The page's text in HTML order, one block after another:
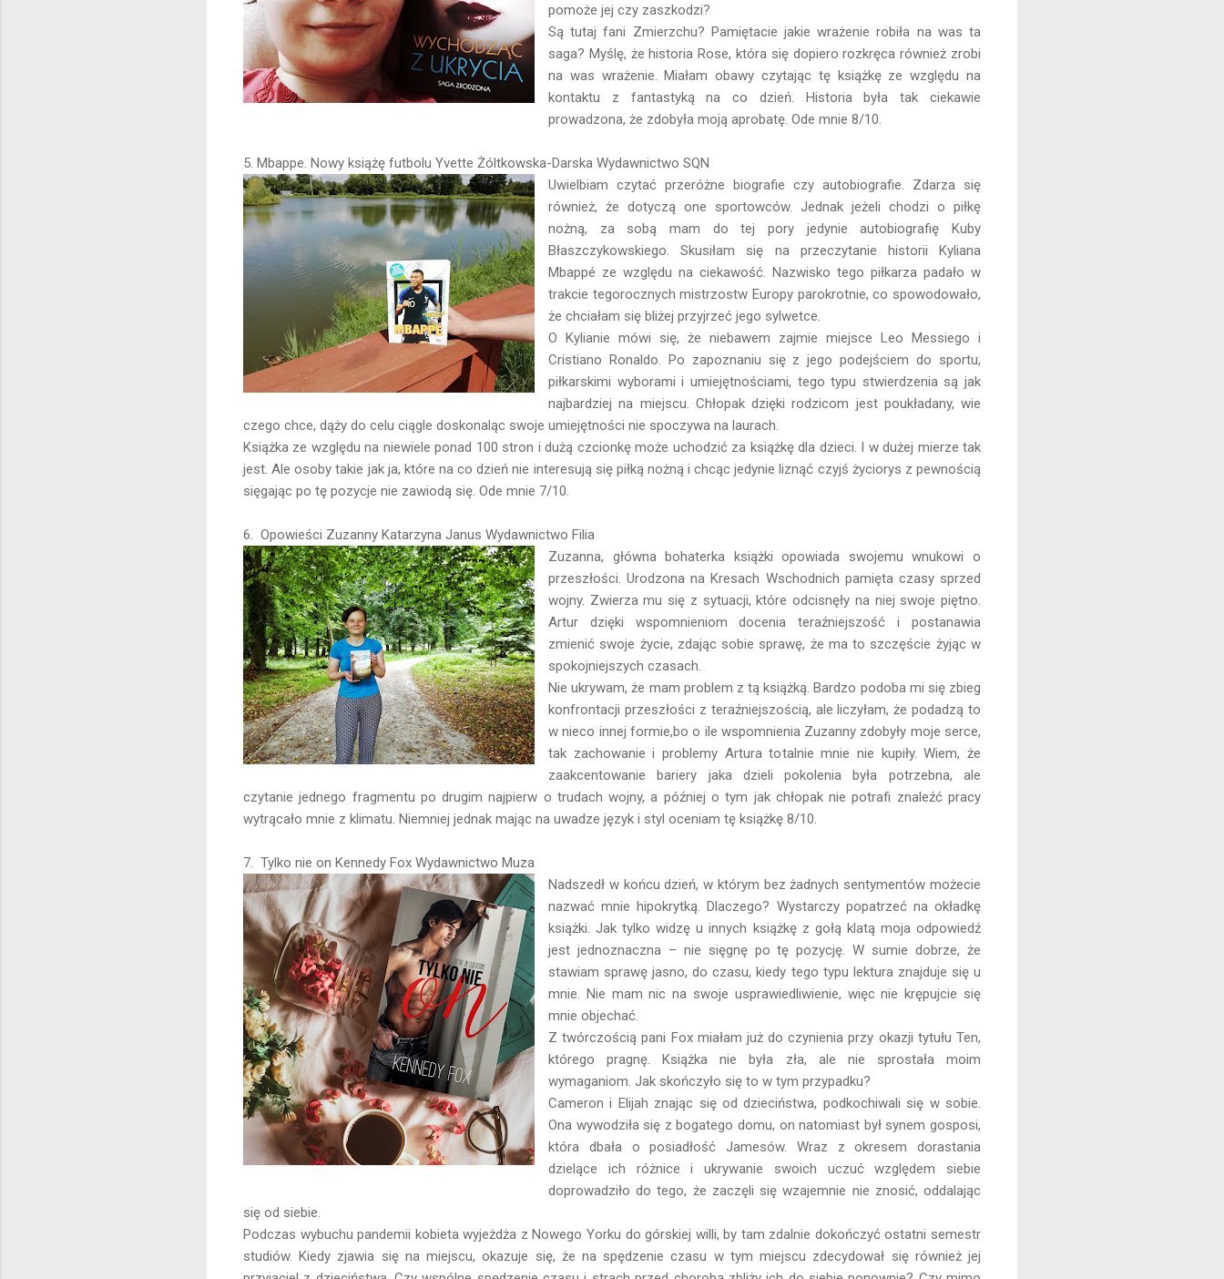
pomoże jej czy zaszkodzi?
Są tutaj fani Zmierzchu? Pamiętacie jakie wrażenie robiła na was ta
saga? Myślę, że historia Rose, która się dopiero rozkręca również zrobi
na was wrażenie. Miałam obawy czytając tę książkę ze względu na
kontaktu z fantastyką na co dzień. Historia była tak ciekawie
prowadzona, że zdobyła moją aprobatę. Ode mnie 8/10.
5. Mbappe. Nowy książę futbolu Yvette Żóltkowska-Darska Wydawnictwo SQN
Uwielbiam czytać przeróżne biografie czy autobiografie. Zdarza się
również, że dotyczą one sportowców. Jednak jeżeli chodzi o piłkę
nożną, za sobą mam do tej pory jedynie autobiografię Kuby
Błaszczykowskiego. Skusiłam się na przeczytanie historii Kyliana
Mbappé ze względu na ciekawość. Nazwisko tego piłkarza padało w
trakcie tegorocznych mistrzostw Europy parokrotnie, co spowodowało,
że chciałam się bliżej przyjrzeć jego sylwetce.
O Kylianie mówi się, że niebawem zajmie miejsce Leo Messiego i
Cristiano Ronaldo. Po zapoznaniu się z jego podejściem do sportu,
piłkarskimi wyborami i umiejętnościami, tego typu stwierdzenia są jak
najbardziej na miejscu. Chłopak dzięki rodzicom jest poukładany, wie
czego chce, dąży do celu ciągle doskonaląc swoje umiejętności nie spoczywa na laurach.
Książka ze względu na niewiele ponad 100 stron i dużą czcionkę może uchodzić za książkę dla dzieci. I w dużej mierze tak
jest. Ale osoby takie jak ja, które na co dzień nie interesują się piłką nożną i chcąc jedynie liznąć czyjś życiorys z pewnością
sięgając po tę pozycje nie zawiodą się. Ode mnie 7/10.
6. Opowieści Zuzanny Katarzyna Janus Wydawnictwo Filia
Zuzanna, główna bohaterka książki opowiada swojemu wnukowi o
przeszłości. Urodzona na Kresach Wschodnich pamięta czasy sprzed
wojny. Zwierza mu się z sytuacji, które odcisnęły na niej swoje piętno.
Artur dzięki wspomnieniom docenia teraźniejszość i postanawia
zmienić swoje życie, zdając sobie sprawę, że ma to szczęście żyjąc w
spokojniejszych czasach.
Nie ukrywam, że mam problem z tą książką. Bardzo podoba mi się zbieg
konfrontacji przeszłości z teraźniejszością, ale liczyłam, że podadzą to
w nieco innej formie,bo o ile wspomnienia Zuzanny zdobyły moje serce,
tak zachowanie i problemy Artura totalnie mnie nie kupiły. Wiem, że
zaakcentowanie bariery jaka dzieli pokolenia była potrzebna, ale
czytanie jednego fragmentu po drugim najpierw o trudach wojny, a później o tym jak chłopak nie potrafi znaleźć pracy
wytrącało mnie z klimatu. Niemniej jednak mając na uwadze język i styl oceniam tę książkę 8/10.
7. Tylko nie on Kennedy Fox Wydawnictwo Muza
Nadszedł w końcu dzień, w którym bez żadnych sentymentów możecie
nazwać mnie hipokrytką. Dlaczego? Wystarczy popatrzeć na okładkę
książki. Jak tylko widzę u innych książkę z gołą klatą moja odpowiedź
jest jednoznaczna – nie sięgnę po tę pozycję. W sumie dobrze, że
stawiam sprawę jasno, do czasu, kiedy tego typu lektura znajduje się u
mnie. Nie mam nic na swoje usprawiedliwienie, więc nie krępujcie się
mnie objechać.
Z twórczością pani Fox miałam już do czynienia przy okazji tytułu Ten,
którego pragnę. Książka nie była zła, ale nie sprostała moim
wymaganiom. Jak skończyło się to w tym przypadku?
Cameron i Elijah znając się od dzieciństwa, podkochiwali się w sobie.
Ona wywodziła się z bogatego domu, on natomiast był synem gosposi,
która dbała o posiadłość Jamesów. Wraz z okresem dorastania
dzielące ich różnice i ukrywanie swoich uczuć względem siebie
doprowadziło do tego, że zaczęli się wzajemnie nie znosić, oddalając
się od siebie.
Podczas wybuchu pandemii kobieta wyjeżdża z Nowego Yorku do górskiej willi, by tam zdalnie dokończyć ostatni semestr
studiów. Kiedy zjawia się na miejscu, okazuje się, że na spędzenie czasu w tym miejscu zdecydował się również jej